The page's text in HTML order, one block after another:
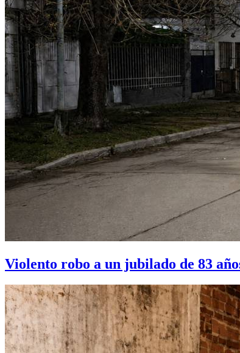
Violento robo a un jubilado de 83